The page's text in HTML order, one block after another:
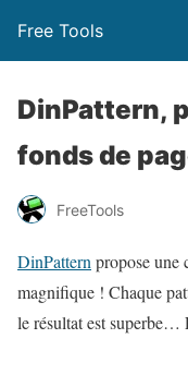
Free Tools
DinPattern,
fonds de
FreeTools
DinPattern propose une
magnifique ! Chaque
le résultat est